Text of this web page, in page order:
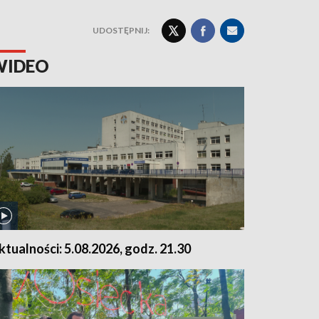
UDOSTĘPNIJ:
5.08.2026, godz. 21.30